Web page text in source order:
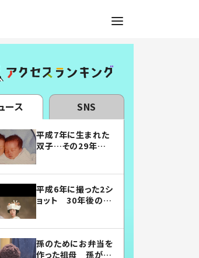
ース SNS
平成7年に生まれた
双子…その29年後
平成6年に撮った2シ
ョット 30年後の姿
孫のためにお弁当を
作った祖母 孫が絶